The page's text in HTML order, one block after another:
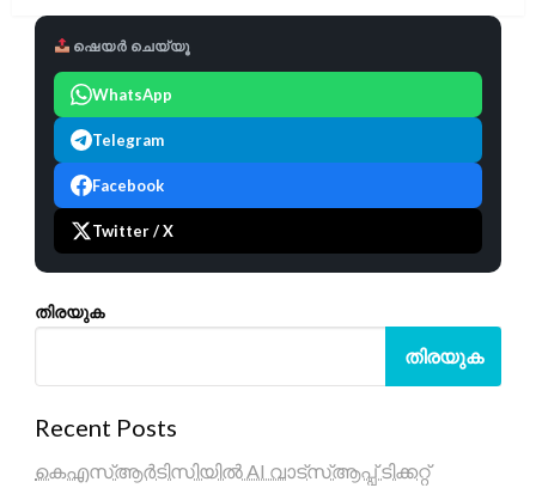
ഷെയർ ചെയ്യൂ
WhatsApp
Telegram
Facebook
Twitter / X
തിരയുക
തിരയുക
Recent Posts
കെഎസ്ആർടിസിയിൽ AI വാട്സ്ആപ്പ് ടിക്കറ്റ്